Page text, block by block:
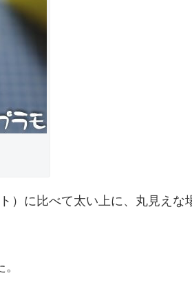
）に比べて太い上に、丸見えな